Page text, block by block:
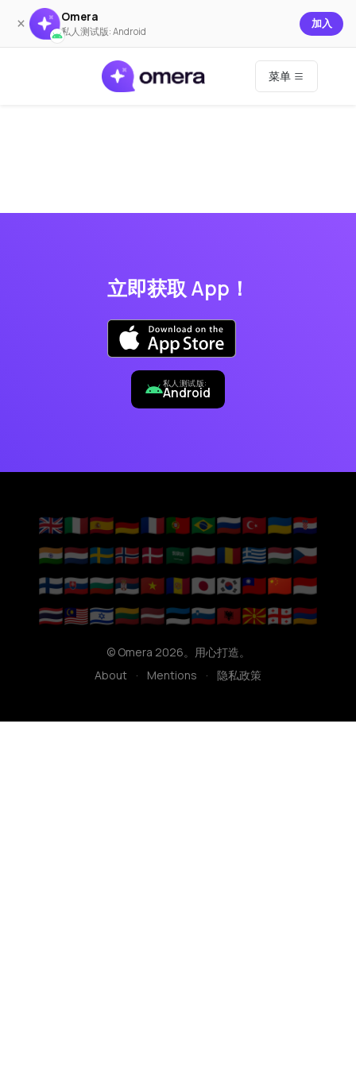
× Omera
私人测试版: Android
加入
菜单
立即获取 App！
私人测试版:
Android
🇬🇧🇮🇹🇪🇸🇩🇪🇫🇷🇵🇹🇧🇷🇷🇺🇹🇷🇺🇦🇭🇷
🇮🇳🇳🇱🇸🇪🇳🇴🇩🇰🇸🇦🇵🇱🇷🇴🇬🇷🇭🇺🇨🇿
🇫🇮🇸🇰🇧🇬🇷🇸🇻🇳🇦🇩🇯🇵🇰🇷🇹🇼🇨🇳🇮🇩
🇹🇭🇲🇾🇮🇱🇱🇹🇱🇻🇪🇪🇸🇮🇦🇱🇲🇰🇬🇪🇦🇲
© Omera 2026。用心打造。
About
· Mentions · 隐私政策